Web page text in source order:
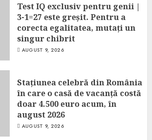
Test IQ exclusiv pentru genii |
3-1=27 este greșit. Pentru a
corecta egalitatea, mutați un
singur chibrit
AUGUST 9, 2026
Stațiunea celebră din România
în care o casă de vacanță costă
doar 4.500 euro acum, în
august 2026
AUGUST 9, 2026